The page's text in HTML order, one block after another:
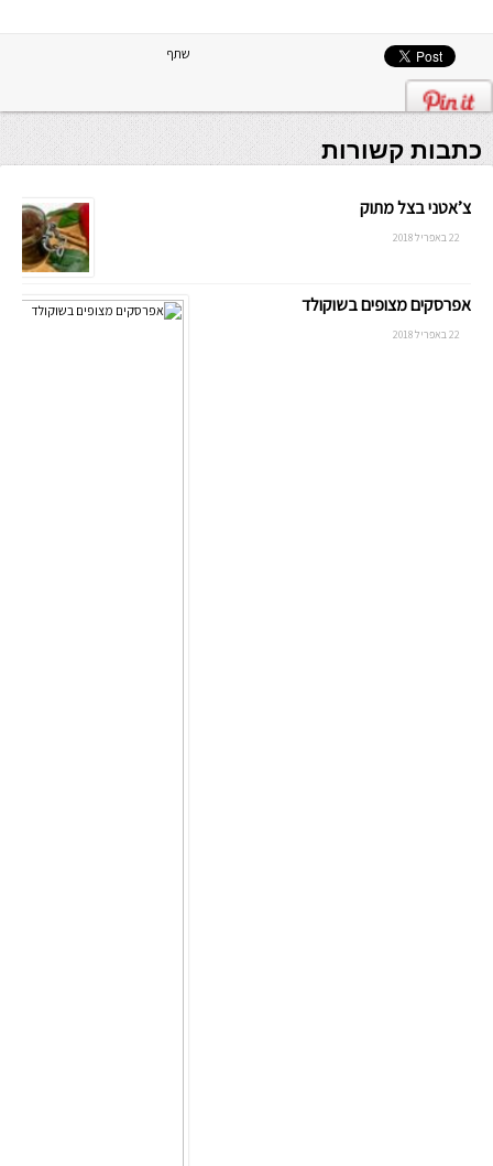
שתף
כתבות קשורות
צ’אטני בצל מתוק
22 באפריל 2018
אפרסקים מצופים בשוקולד
22 באפריל 2018